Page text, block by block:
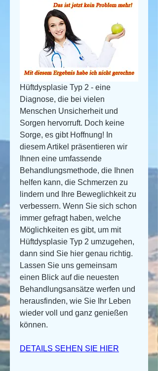
Hüftdysplasie Typ 2 - eine
Diagnose, die bei vielen
Menschen Unsicherheit und
Sorgen hervorruft. Doch keine
Sorge, es gibt Hoffnung! In
diesem Artikel präsentieren wir
Ihnen eine umfassende
Behandlungsmethode, die Ihnen
helfen kann, die Schmerzen zu
lindern und Ihre Beweglichkeit zu
verbessern. Wenn Sie sich schon
immer gefragt haben, welche
Möglichkeiten es gibt, um mit
Hüftdysplasie Typ 2 umzugehen,
dann sind Sie hier genau richtig.
Lassen Sie uns gemeinsam
einen Blick auf die neuesten
Behandlungsansätze werfen und
herausfinden, wie Sie Ihr Leben
wieder voll und ganz genießen
können.
DETAILS SEHEN SIE HIER